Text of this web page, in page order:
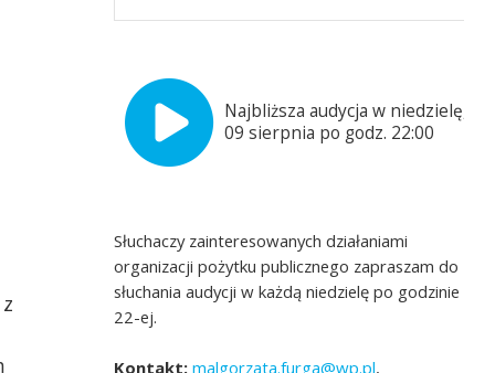
Najbliższa audycja w niedzielę,
09 sierpnia po godz. 22:00
Słuchaczy zainteresowanych działaniami
organizacji pożytku publicznego zapraszam do
słuchania audycji w każdą niedzielę po godzinie
22-ej.
Kontakt: malgorzata.furga@wp.pl,